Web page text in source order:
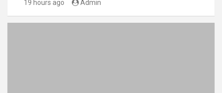
19 hours ago Admin